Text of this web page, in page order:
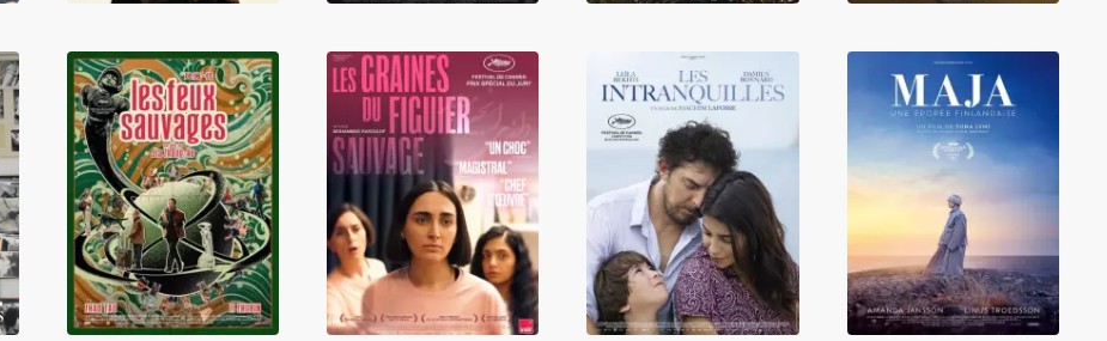
Les Feux
sauvages
Les Graines du
figuier sauvage
Les Intranquilles
Maja, une
épopée
finlandaise